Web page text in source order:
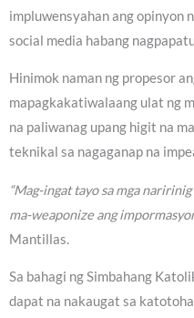
impluwensyahan ang opinyon
social media habang
Hinimok naman ng propesor
mapagkakatiwalaang ulat ng
na paliwanag upang higit na
teknikal sa nagaganap na
“Mag-ingat tayo sa mga
ma-weaponize ang
Mantillas.
Sa bahagi ng Simbahang
dapat na nakaugat sa